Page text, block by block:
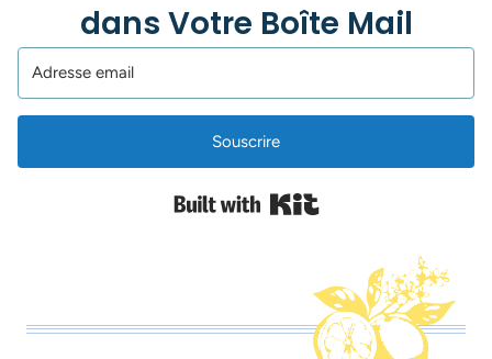
dans Votre Boîte Mail
Souscrire
Built with Kit